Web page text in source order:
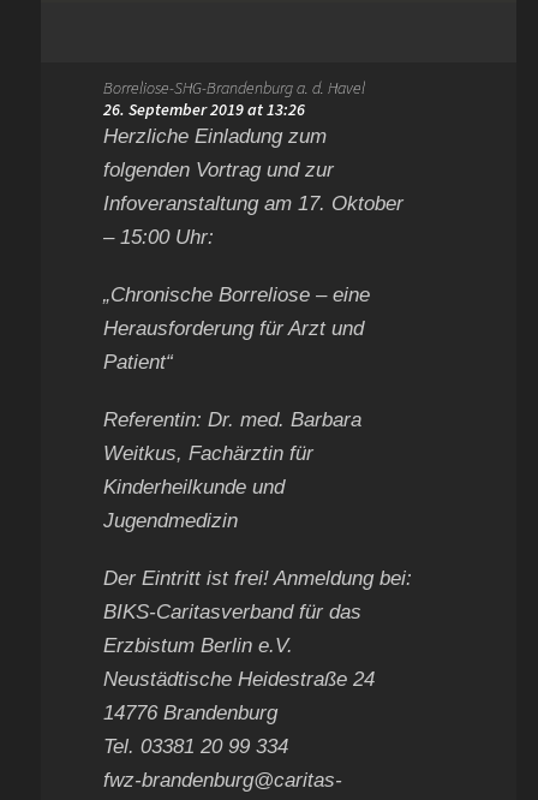
Borreliose-SHG-Brandenburg a. d. Havel
26. September 2019 at 13:26
Herzliche Einladung zum
folgenden Vortrag und zur
Infoveranstaltung am 17. Oktober
– 15:00 Uhr:
„Chronische Borreliose – eine
Herausforderung für Arzt und
Patient“
Referentin: Dr. med. Barbara
Weitkus, Fachärztin für
Kinderheilkunde und
Jugendmedizin
Der Eintritt ist frei! Anmeldung bei:
BIKS-Caritasverband für das
Erzbistum Berlin e.V.
Neustädtische Heidestraße 24
14776 Brandenburg
Tel. 03381 20 99 334
fwz-brandenburg@caritas-